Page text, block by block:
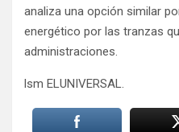
analiza una opción similar
energético por las tranzas
administraciones.
lsm ELUNIVERSAL.